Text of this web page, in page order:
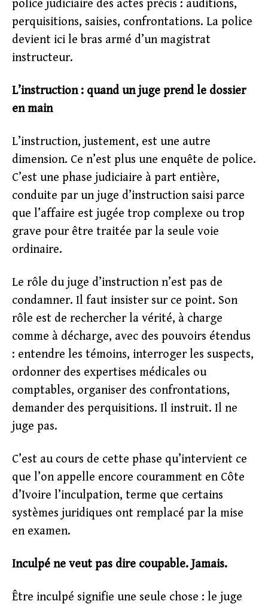
police judiciaire des actes précis : auditions,
perquisitions, saisies, confrontations. La police
devient ici le bras armé d’un magistrat
instructeur.
L’instruction : quand un juge prend le dossier
en main
L’instruction, justement, est une autre
dimension. Ce n’est plus une enquête de police.
C’est une phase judiciaire à part entière,
conduite par un juge d’instruction saisi parce
que l’affaire est jugée trop complexe ou trop
grave pour être traitée par la seule voie
ordinaire.
Le rôle du juge d’instruction n’est pas de
condamner. Il faut insister sur ce point. Son
rôle est de rechercher la vérité, à charge
comme à décharge, avec des pouvoirs étendus
: entendre les témoins, interroger les suspects,
ordonner des expertises médicales ou
comptables, organiser des confrontations,
demander des perquisitions. Il instruit. Il ne
juge pas.
C’est au cours de cette phase qu’intervient ce
que l’on appelle encore couramment en Côte
d’Ivoire l’inculpation, terme que certains
systèmes juridiques ont remplacé par la mise
en examen.
Inculpé ne veut pas dire coupable. Jamais.
Être inculpé signifie une seule chose : le juge